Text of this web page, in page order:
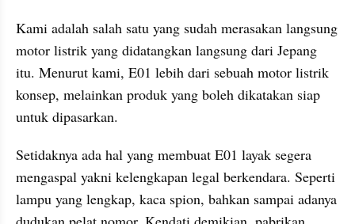
Kami adalah salah satu yang sudah merasakan langsung
motor listrik yang didatangkan langsung dari Jepang
itu. Menurut kami, E01 lebih dari sebuah motor listrik
konsep, melainkan produk yang boleh dikatakan siap
untuk dipasarkan.
Setidaknya ada hal yang membuat E01 layak segera
mengaspal yakni kelengkapan legal berkendara. Seperti
lampu yang lengkap, kaca spion, bahkan sampai adanya